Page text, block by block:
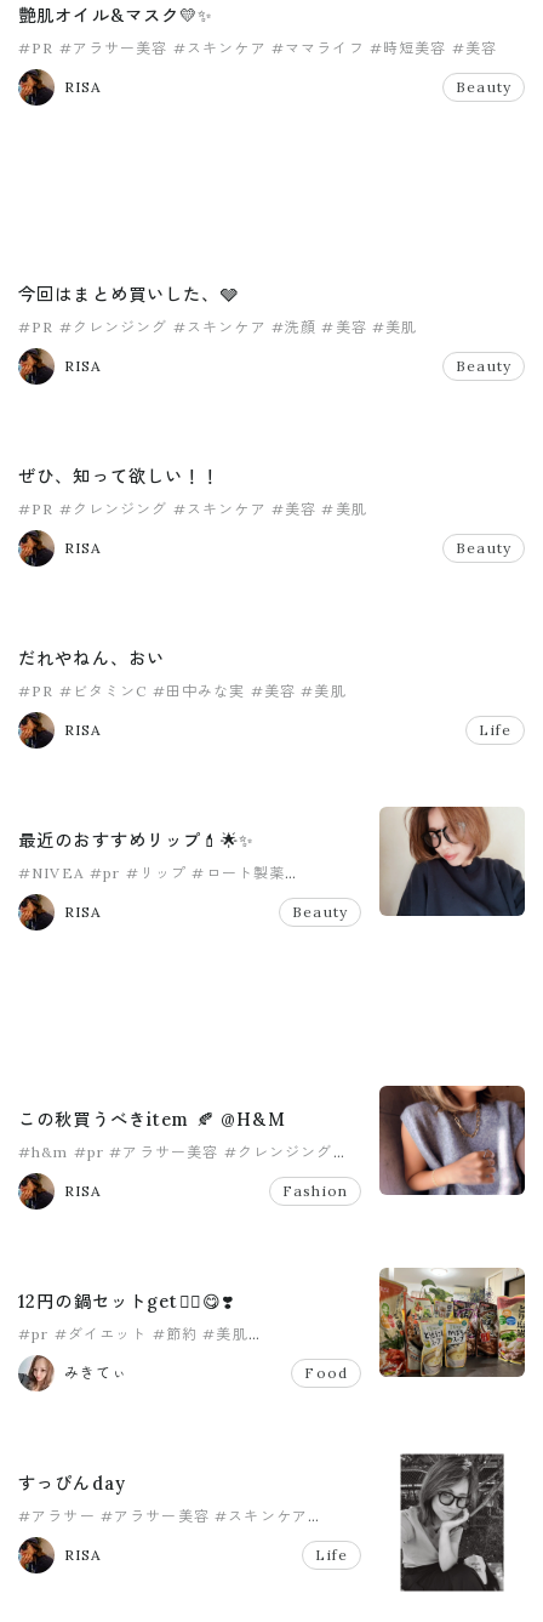
艶肌オイル&マスク💛✨
#PR #アラサー美容 #スキンケア #ママライフ #時短美容 #美容
RISA Beauty
今回はまとめ買いした、🩶
#PR #クレンジング #スキンケア #洗顔 #美容 #美肌
RISA Beauty
ぜひ、知って欲しい！！
#PR #クレンジング #スキンケア #美容 #美肌
RISA Beauty
だれやねん、おい
#PR #ビタミンC #田中みな実 #美容 #美肌
RISA Life
最近のおすすめリップ💄🌟✨
#NIVEA #pr #リップ #ロート製薬
#乾燥対策
RISA
Beauty
この秋買うべきitem 🍂 @H&M
#h&m #pr #アラサー美容 #クレンジング
#プチプラコーデ
#プチプラファッション
RISA
Fashion
12円の鍋セットget☝🏻😋❣️
#pr #ダイエット #節約 #美肌
#豆乳の日キャンペーン
みきてぃ
Food
すっぴんday
#アラサー #アラサー美容 #スキンケア
#美容液
RISA
Life